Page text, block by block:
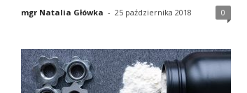
mgr Natalia Główka - 25 października 2018 0